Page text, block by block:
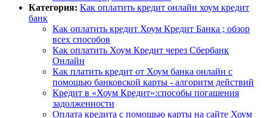
Категория: Как оплатить кредит онлайн хоум кредит
банк
Как оплатить кредит Хоум Кредит Банка ; обзор
всех способов
Как оплатить Хоум Кредит через Сбербанк
Онлайн
Как платить кредит от Хоум банка онлайн с
помощью банковской карты - алгоритм действий
Кредит в «Хоум Кредит»:способы погашения
задолженности
Оплата кредита с помощью карты на сайте Хоум